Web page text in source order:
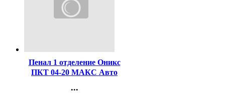
Пенал 1 отделение Оникс
ПКТ 04-20 МАКС Авто
полиэстер арт.87216
...